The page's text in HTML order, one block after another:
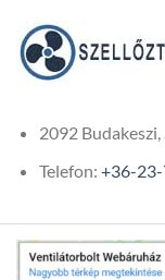
2092 Budakeszi,
Telefon: +36-